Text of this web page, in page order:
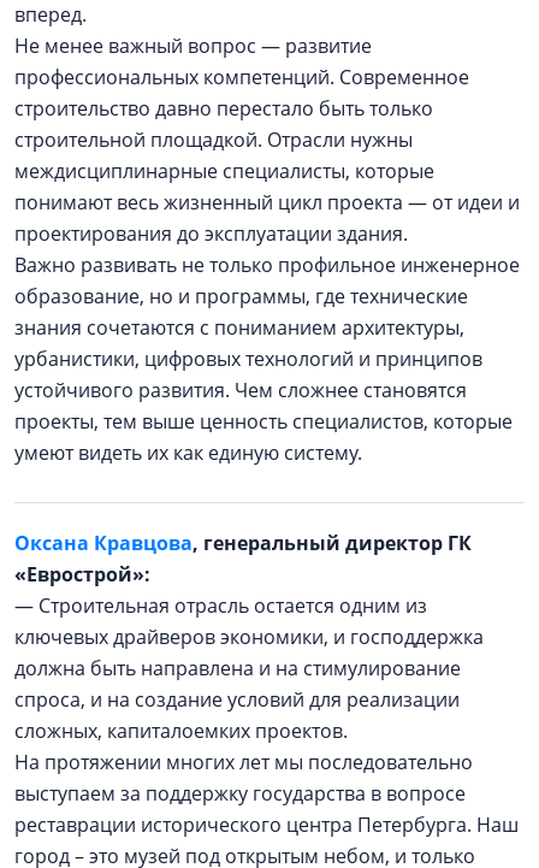
вперед.
Не менее важный вопрос — развитие
профессиональных компетенций. Современное
строительство давно перестало быть только
строительной площадкой. Отрасли нужны
междисциплинарные специалисты, которые
понимают весь жизненный цикл проекта — от идеи и
проектирования до эксплуатации здания.
Важно развивать не только профильное инженерное
образование, но и программы, где технические
знания сочетаются с пониманием архитектуры,
урбанистики, цифровых технологий и принципов
устойчивого развития. Чем сложнее становятся
проекты, тем выше ценность специалистов, которые
умеют видеть их как единую систему.
Оксана Кравцова, генеральный директор ГК
«Еврострой»:
— Строительная отрасль остается одним из
ключевых драйверов экономики, и господдержка
должна быть направлена и на стимулирование
спроса, и на создание условий для реализации
сложных, капиталоемких проектов.
На протяжении многих лет мы последовательно
выступаем за поддержку государства в вопросе
реставрации исторического центра Петербурга. Наш
город – это музей под открытым небом, и только